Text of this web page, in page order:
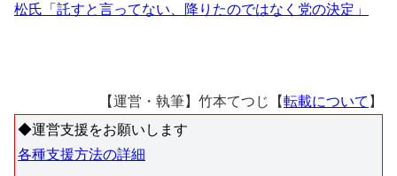
松氏「託すと言ってない、降りたのではなく党の決定」
【運営・執筆】竹本てつじ【転載について 】
◆運営支援をお願いします
各種支援方法の詳細